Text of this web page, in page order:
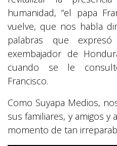
humanidad, “el papa
vuelve, que nos habla
palabras que
exembajador de
cuando se le
Francisco.
Como Suyapa Medios,
sus familiares, y amigos
momento de tan